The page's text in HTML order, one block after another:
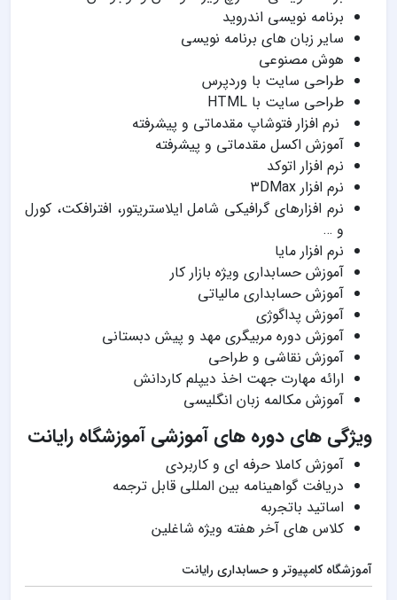
برنامه نویسی اندروید
سایر زبان های برنامه نویسی
هوش مصنوعی
طراحی سایت با وردپرس
طراحی سایت با HTML
نرم افزار فتوشاپ مقدماتی و پیشرفته
آموزش اکسل مقدماتی و پیشرفته
نرم افزار اتوکد
نرم افزار 3DMax
نرم افزارهای گرافیکی شامل ایلاستریتور، افترافکت، کورل
و …
نرم افزار مایا
آموزش حسابداری ویژه بازار کار
آموزش حسابداری مالیاتی
آموزش پداگوژی
آموزش دوره مربیگری مهد و پیش دبستانی
آموزش نقاشی و طراحی
ارائه مهارت جهت اخذ دیپلم کاردانش
آموزش مکالمه زبان انگلیسی
ویژگی های دوره های آموزشی آموزشگاه رایانت
آموزش کاملا حرفه ای و کاربردی
دریافت گواهینامه بین المللی قابل ترجمه
اساتید باتجربه
کلاس های آخر هفته ویژه شاغلین
آموزشگاه کامپیوتر و حسابداری رایانت